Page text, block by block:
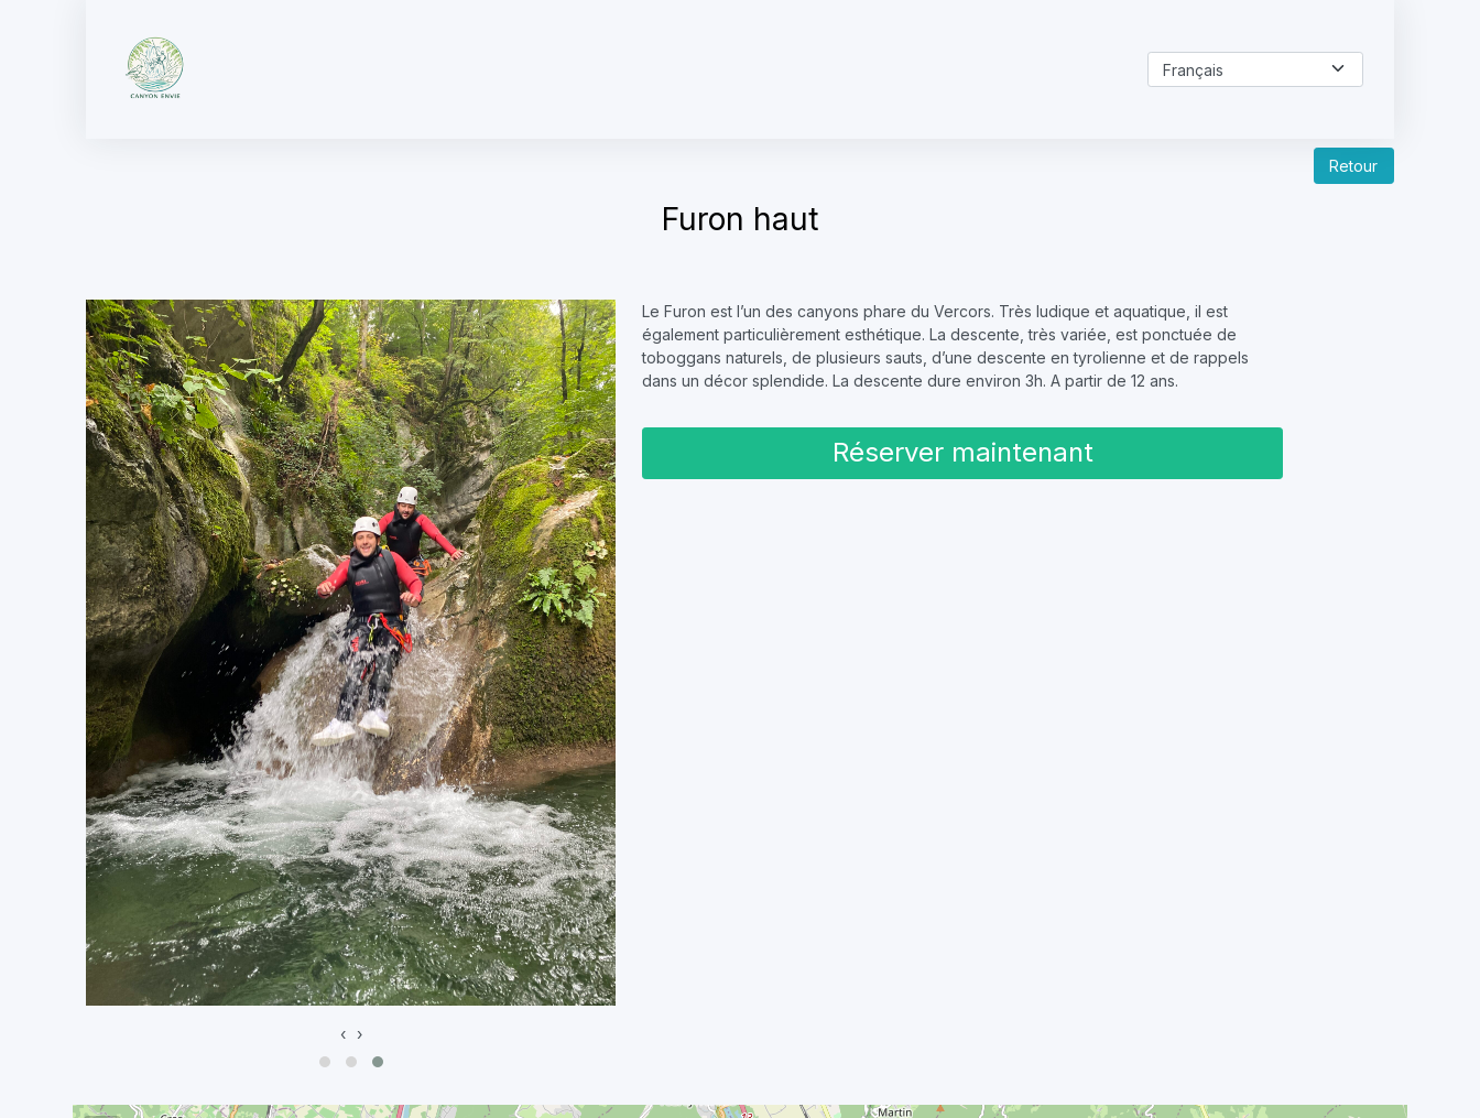
Retour
Furon haut
‹ ›
Le Furon est l’un des canyons phare du Vercors. Très ludique et aquatique, il est
également particulièrement esthétique. La descente, très variée, est ponctuée de
toboggans naturels, de plusieurs sauts, d’une descente en tyrolienne et de rappels
dans un décor splendide. La descente dure environ 3h. A partir de 12 ans.
Réserver maintenant